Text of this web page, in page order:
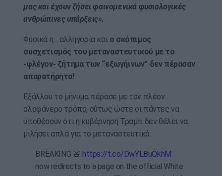
μας και έχουν ζήσει φαινομενικά φυσιολογικές
ανθρώπινες υπάρξεις».
Φυσικά η… αλληγορία και ο σκόπιμος
συσχετισμός του μεταναστευτικού με το
-φλέγον- ζήτημα των “εξωγήινων” δεν πέρασαν
απαρατήρητα!
Εξάλλου το μήνυμα πέρασε με τον πλέον
ολοφάνερο τρόπο, ούτως ώστε οι πάντες να
υποθέσουν ότι η κυβέρνηση Τραμπ δεν θέλει να
μιλήσει απλά για το μεταναστευτικό.
BREAKING 🚨 https://t.co/DwYLBuQkhM
now redirects to a page on the official White